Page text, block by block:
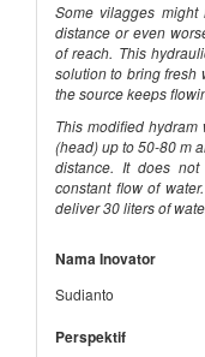
Some vilagges
distance or even
of reach. This
solution to bring fresh
the source keeps
This modified
(head) up to 50-80 m
distance. It does
constant flow of
deliver 30 liters of
Nama Inovator
Sudianto
Perspektif